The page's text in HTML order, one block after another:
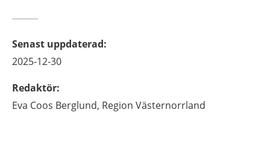
Senast uppdaterad:
2025-12-30
Redaktör:
Eva Coos Berglund, Region Västernorrland